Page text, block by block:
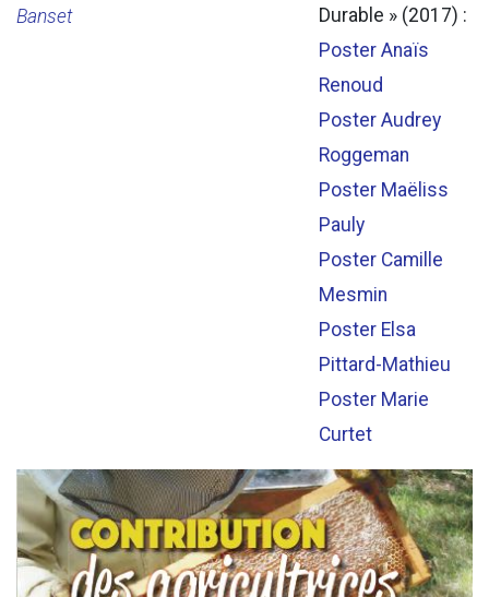
Banset
Durable » (2017) :
Poster Anaïs
Renoud
Poster Audrey
Roggeman
Poster Maëliss
Pauly
Poster Camille
Mesmin
Poster Elsa
Pittard-Mathieu
Poster Marie
Curtet